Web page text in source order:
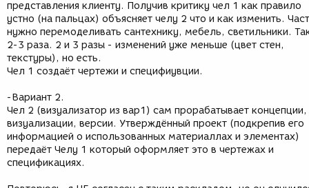
представления клиенту. Получив критику чел 1 как правило
устно (на пальцах) объясняет челу 2 что и как изменить.
нужно перемоделивать сантехнику, мебель, светильники.
2-3 раза. 2 и 3 разы - изменений уже меньше (цвет стен,
текстуры), но есть.
Чел 1 создаёт чертежи и специфиувции.
-Вариант 2.
Чел 2 (визуализатор из вар1) сам прорабатывает концепции,
визуализации, версии. Утверждённый проект (подкрепив его
информацией о использованных материаллах и элементах)
передаёт Челу 1 который оформляет это в чертежах и
спецификациях.